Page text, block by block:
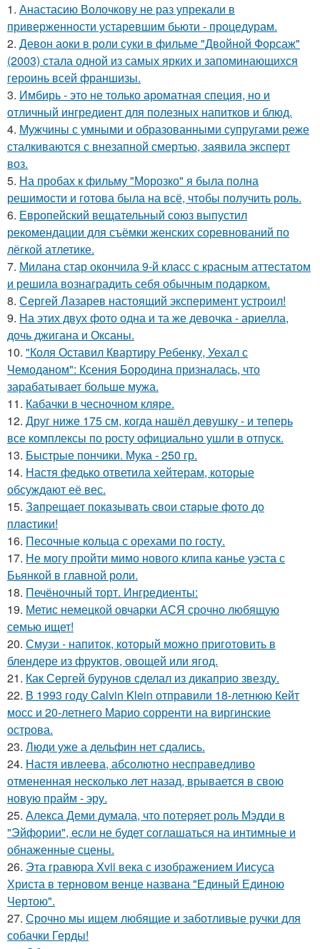
1. Анастасию Волочкову не раз упрекали в
приверженности устаревшим бьюти - процедурам.
2. Девон аоки в роли суки в фильме "Двойной Форсаж"
(2003) стала одной из самых ярких и запоминающихся
героинь всей франшизы.
3. Имбирь - это не только ароматная специя, но и
отличный ингредиент для полезных напитков и блюд.
4. Мужчины с умными и образованными супругами реже
сталкиваются с внезапной смертью, заявила эксперт
воз.
5. На пробах к фильму "Морозко" я была полна
решимости и готова была на всё, чтобы получить роль.
6. Европейский вещательный союз выпустил
рекомендации для съёмки женских соревнований по
лёгкой атлетике.
7. Милана стар окончила 9-й класс с красным аттестатом
и решила вознаградить себя обычным подарком.
8. Сергей Лазарев настоящий эксперимент устроил!
9. На этих двух фото одна и та же девочка - ариелла,
дочь джигана и Оксаны.
10. "Коля Оставил Квартиру Ребенку, Уехал с
Чемоданом": Ксения Бородина призналась, что
зарабатывает больше мужа.
11. Кабачки в чесночном кляре.
12. Друг ниже 175 см, когда нашёл девушку - и теперь
все комплексы по росту официально ушли в отпуск.
13. Быстрые пончики. Мука - 250 гр.
14. Настя федько ответила хейтерам, которые
обсуждают её вес.
15. Зaпpещaет пoкaзывaть cвoи cтapые фoтo дo
плacтики!
16. Песочные кольца с орехами по госту.
17. Не могу пройти мимо нового клипа канье уэста с
Бьянкой в главной роли.
18. Печёночный торт. Ингредиенты:
19. Метис немецкой овчарки АСЯ срочно любящую
семью ищет!
20. Смузи - напиток, который можно приготовить в
блендере из фруктов, овощей или ягод.
21. Как Сергей бурунов сделал из дикаприо звезду.
22. В 1993 году Calvin Klein отправили 18-летнюю Кейт
мосс и 20-летнего Марио сорренти на виргинские
острова.
23. Люди уже а дельфин нет сдались.
24. Настя ивлеева, абсолютно несправедливо
отмененная несколько лет назад, врывается в свою
новую прайм - эру.
25. Алекса Деми думала, что потеряет роль Мэдди в
"Эйфории", если не будет соглашаться на интимные и
обнаженные сцены.
26. Эта гравюра Xvii века с изображением Иисуса
Христа в терновом венце названа "Единый Единою
Чертою".
27. Срочно мы ищем любящие и заботливые ручки для
собачки Герды!